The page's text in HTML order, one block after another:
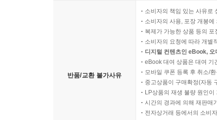
반품/교환 불가사유
소비자의 책임 있는 사유로
소비자의 사용, 포장 개봉
복제가 가능한 상품 등의
소비자의 요청에 따라 개별
디지털 컨텐츠인 eBook,
eBook 대여 상품은 대여 기
모바일 쿠폰 등록 후 취소/
중고상품이 구매확정(자동
LP상품의 재생 불량 원인
시간의 경과에 의해 재판매
전자상거래 등에서의 소비